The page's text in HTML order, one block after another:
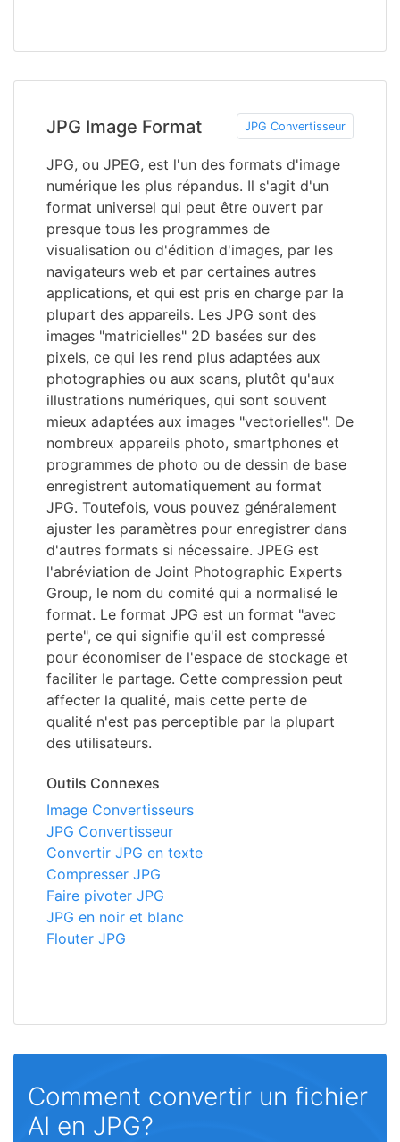
JPG Image Format JPG Convertisseur
JPG, ou JPEG, est l'un des formats d'image
numérique les plus répandus. Il s'agit d'un
format universel qui peut être ouvert par
presque tous les programmes de
visualisation ou d'édition d'images, par les
navigateurs web et par certaines autres
applications, et qui est pris en charge par la
plupart des appareils. Les JPG sont des
images "matricielles" 2D basées sur des
pixels, ce qui les rend plus adaptées aux
photographies ou aux scans, plutôt qu'aux
illustrations numériques, qui sont souvent
mieux adaptées aux images "vectorielles". De
nombreux appareils photo, smartphones et
programmes de photo ou de dessin de base
enregistrent automatiquement au format
JPG. Toutefois, vous pouvez généralement
ajuster les paramètres pour enregistrer dans
d'autres formats si nécessaire. JPEG est
l'abréviation de Joint Photographic Experts
Group, le nom du comité qui a normalisé le
format. Le format JPG est un format "avec
perte", ce qui signifie qu'il est compressé
pour économiser de l'espace de stockage et
faciliter le partage. Cette compression peut
affecter la qualité, mais cette perte de
qualité n'est pas perceptible par la plupart
des utilisateurs.
Outils Connexes
Image Convertisseurs
JPG Convertisseur
Convertir JPG en texte
Compresser JPG
Faire pivoter JPG
JPG en noir et blanc
Flouter JPG
Comment convertir un fichier
AI en JPG?